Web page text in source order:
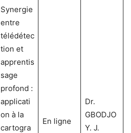
Synergie
entre
télédétec
tion et
apprentis
sage
profond :
applicati
on à la
cartogra
En ligne
Dr.
GBODJO
Y. J.